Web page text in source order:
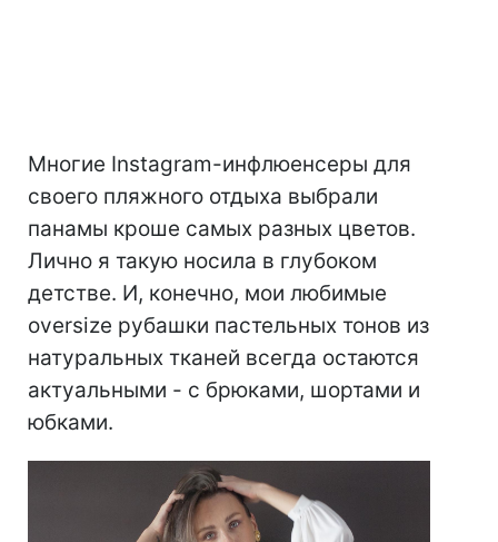
Многие Instagram-инфлюенсеры для
своего пляжного отдыха выбрали
панамы кроше самых разных цветов.
Лично я такую носила в глубоком
детстве. И, конечно, мои любимые
oversize рубашки пастельных тонов из
натуральных тканей всегда остаются
актуальными - с брюками, шортами и
юбками.